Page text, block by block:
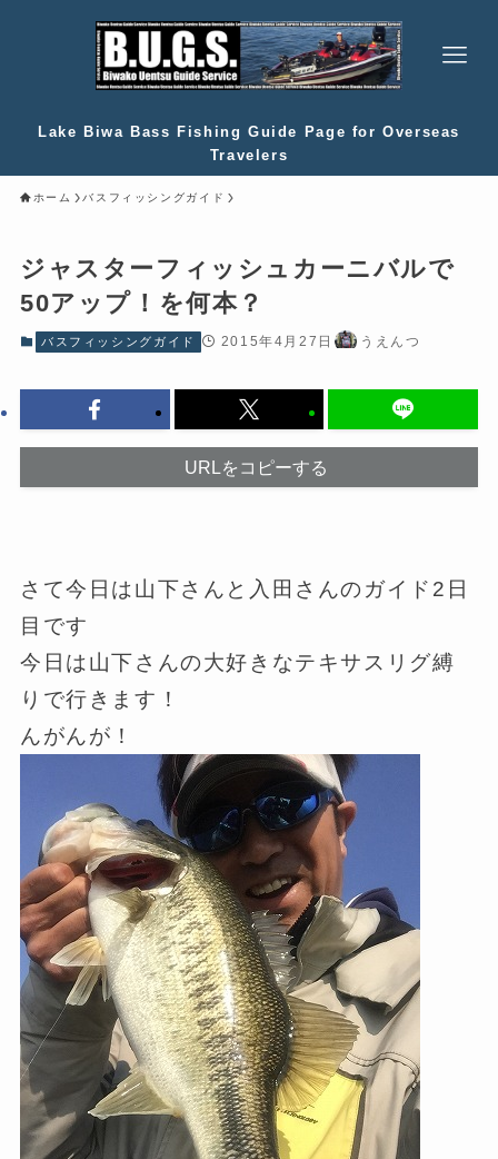
Lake Biwa Bass Fishing Guide Page for Overseas
Travelers
ホーム バスフィッシングガイド
ジャスターフィッシュカーニバルで
50アップ！を何本？
バスフィッシングガイド 2015年4月27日 うえんつ
URLをコピーする
さて今日は山下さんと入田さんのガイド2日
目です
今日は山下さんの大好きなテキサスリグ縛
りで行きます！
んがんが！